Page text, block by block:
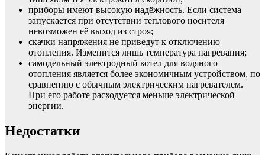
приборы имеют высокую надёжность. Если система
запускается при отсутствии теплового носителя
невозможен её выход из строя;
скачки напряжения не приведут к отключению
отопления. Изменится лишь температура нагревания;
самодельный электродный котел для водяного
отопления является более экономичным устройством, по
сравнению с обычным электрическим нагревателем.
При его работе расходуется меньше электрической
энергии.
Недостатки